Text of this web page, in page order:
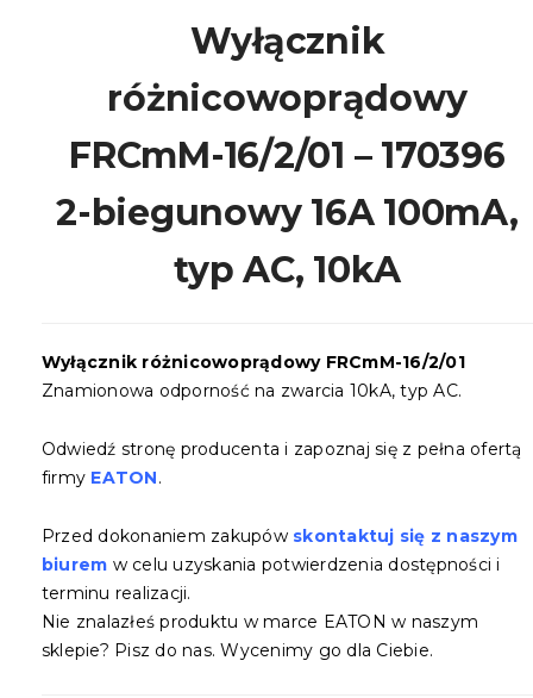
Wyłącznik
różnicowoprądowy
FRCmM-16/2/01 – 170396
2-biegunowy 16A 100mA,
typ AC, 10kA
Wyłącznik różnicowoprądowy FRCmM-16/2/01
Znamionowa odporność na zwarcia 10kA, typ AC.
Odwiedź stronę producenta i zapoznaj się z pełna ofertą
firmy EATON.
Przed dokonaniem zakupów skontaktuj się z naszym
biurem w celu uzyskania potwierdzenia dostępności i
terminu realizacji.
Nie znalazłeś produktu w marce EATON w naszym
sklepie? Pisz do nas. Wycenimy go dla Ciebie.